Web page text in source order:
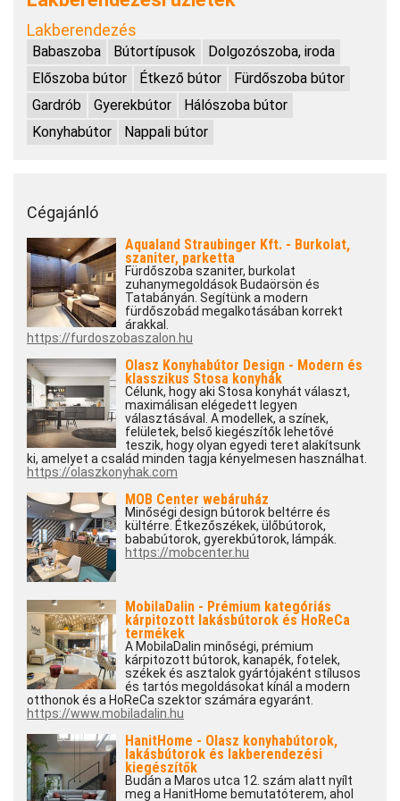
Lakberendezés
Babaszoba Bútortípusok
Dolgozószoba, iroda
Előszoba bútor
Étkező bútor
Fürdőszoba bútor
Gardrób
Gyerekbútor
Hálószoba bútor
Konyhabútor
Nappali bútor
Cégajánló
Aqualand Straubinger Kft. - Burkolat,
szaniter, parketta
Fürdőszoba szaniter, burkolat
zuhanymegoldások Budaörsön és
Tatabányán. Segítünk a modern
fürdőszobád megalkotásában korrekt
árakkal.
https://furdoszobaszalon.hu
Olasz Konyhabútor Design - Modern és
klasszikus Stosa konyhák
Célunk, hogy aki Stosa konyhát választ,
maximálisan elégedett legyen
választásával. A modellek, a színek,
felületek, belső kiegészítők lehetővé
teszik, hogy olyan egyedi teret alakítsunk
ki, amelyet a család minden tagja kényelmesen használhat.
https://olaszkonyhak.com
MOB Center webáruház
Minőségi design bútorok beltérre és
kültérre. Étkezőszékek, ülőbútorok,
bababútorok, gyerekbútorok, lámpák.
https://mobcenter.hu
MobilaDalin - Prémium kategóriás
kárpitozott lakásbútorok és HoReCa
termékek
A MobilaDalin minőségi, prémium
kárpitozott bútorok, kanapék, fotelek,
székek és asztalok gyártójaként stílusos
és tartós megoldásokat kínál a modern
otthonok és a HoReCa szektor számára egyaránt.
https://www.mobiladalin.hu
HanitHome - Olasz konyhabútorok,
lakásbútorok és lakberendezési
kiegészítők
Budán a Maros utca 12. szám alatt nyílt
meg a HanitHome bemutatóterem, ahol